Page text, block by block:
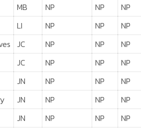
MB NP NP
NP
LI NP NP
NP
JC NP NP
NP
JC NP NP
NP
JN NP NP
NP
JN NP NP
NP
JN NP NP NP